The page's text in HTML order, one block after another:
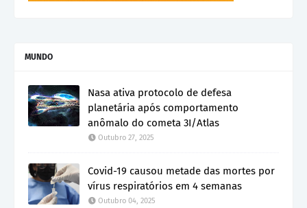
MUNDO
Nasa ativa protocolo de defesa
planetária após comportamento
anômalo do cometa 3I/Atlas
Outubro 27, 2025
Covid-19 causou metade das mortes por
vírus respiratórios em 4 semanas
Outubro 04, 2025